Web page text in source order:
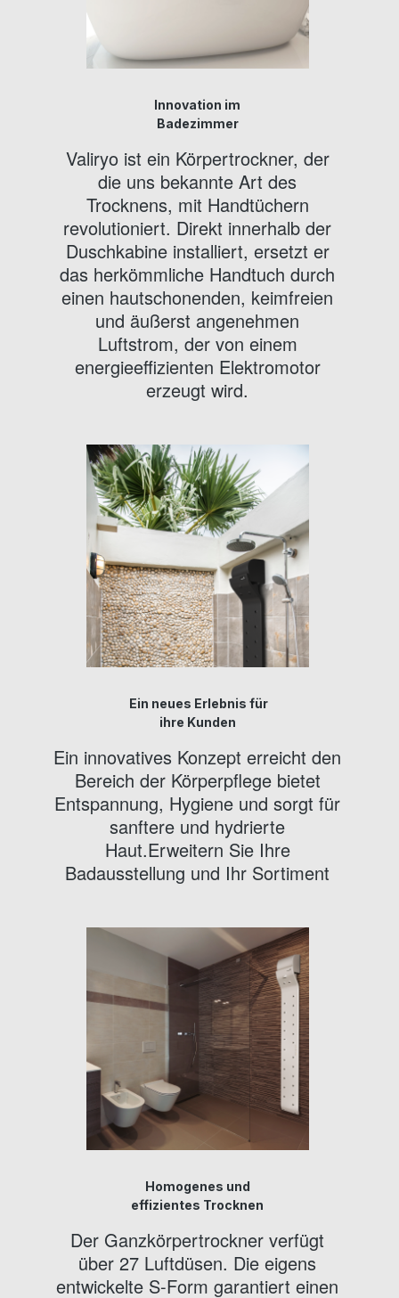
Innovation im
Badezimmer
Valiryo ist ein Körpertrockner, der
die uns bekannte Art des
Trocknens, mit Handtüchern
revolutioniert. Direkt innerhalb der
Duschkabine installiert, ersetzt er
das herkömmliche Handtuch durch
einen hautschonenden, keimfreien
und äußerst angenehmen
Luftstrom, der von einem
energieeffizienten Elektromotor
erzeugt wird.
Ein neues Erlebnis für
ihre Kunden
Ein innovatives Konzept erreicht den
Bereich der Körperpflege bietet
Entspannung, Hygiene und sorgt für
sanftere und hydrierte
Haut.Erweitern Sie Ihre
Badausstellung und Ihr Sortiment
Homogenes und
effizientes Trocknen
Der Ganzkörpertrockner verfügt
über 27 Luftdüsen. Die eigens
entwickelte S-Form garantiert einen